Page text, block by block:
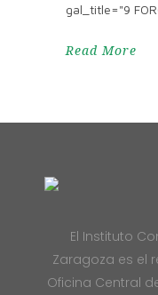
gal_title="9
Read More
El Instituto
Zaragoza es el
Oficina Central